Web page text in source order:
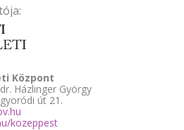
Központ
dr. Házlinger György
út 21.
kozeppest